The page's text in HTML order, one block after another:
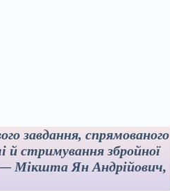
завдання, спрямованого
й стримування збройної
— Мікшта Ян Андрійович,